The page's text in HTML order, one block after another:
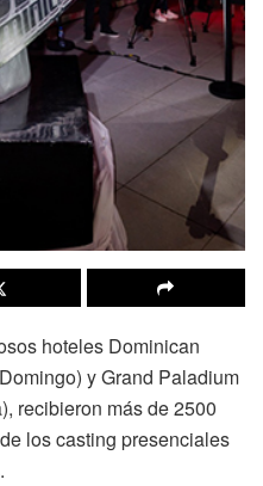
hoteles Dominican
y Grand Paladium
recibieron más de 2500
los casting presenciales